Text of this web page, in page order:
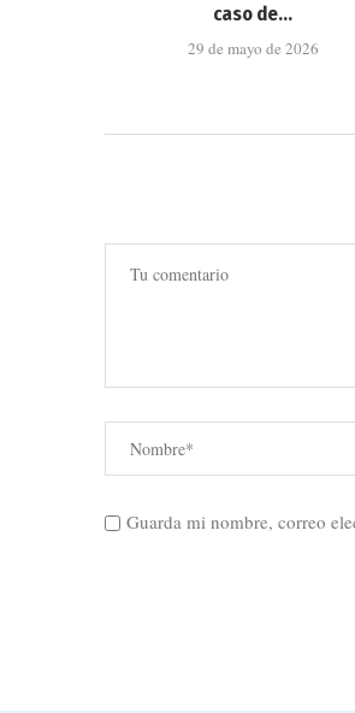
caso de...
29 de mayo de 2026
Guarda mi nombre, correo